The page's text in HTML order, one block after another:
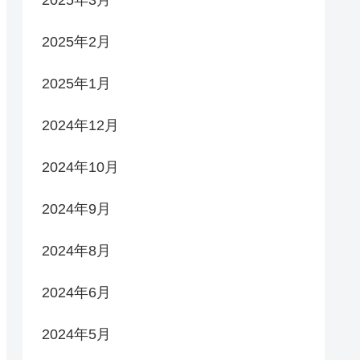
2025年2月
2025年1月
2024年12月
2024年10月
2024年9月
2024年8月
2024年6月
2024年5月